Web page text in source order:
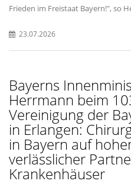
Frieden im Freistaat Bayern!", so
23.07.2026
Bayerns
Herrmann beim
Vereinigung der
in Erlangen:
in Bayern auf
verlässlicher
Krankenhäuser